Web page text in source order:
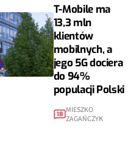
T-Mobile ma
13,3 mln
klientów
mobilnych, a
jego 5G dociera
do 94%
populacji Polski
18 MIESZKO
ZAGAŃCZYK